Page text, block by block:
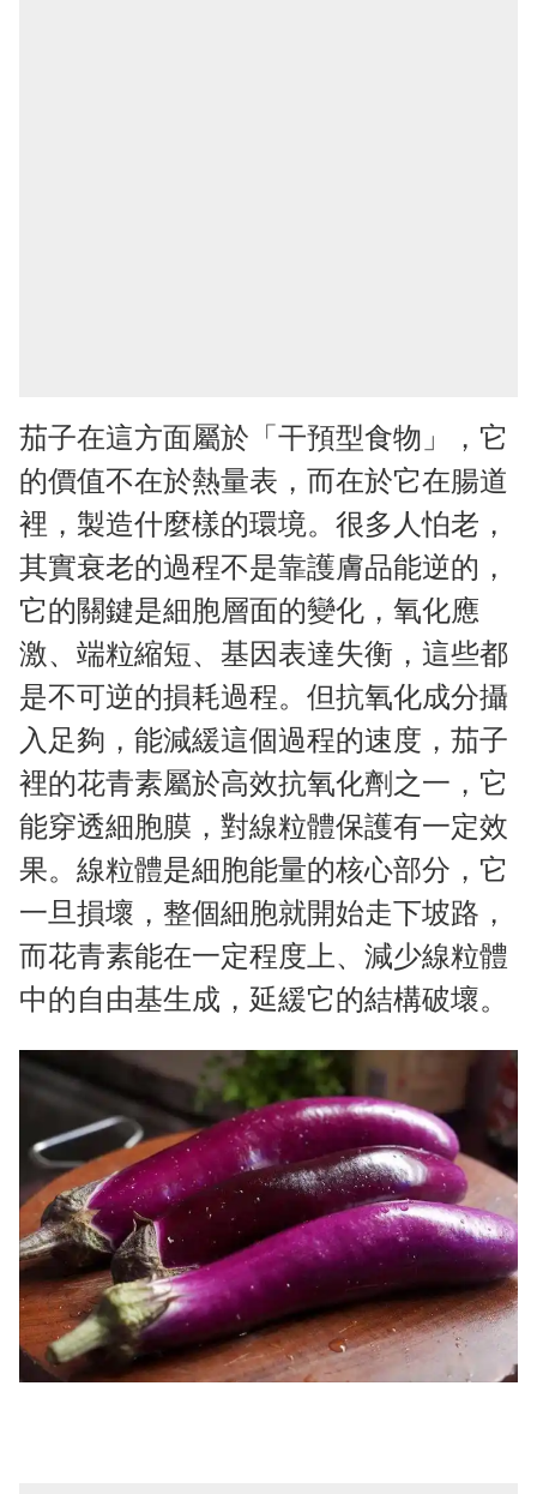
茄子在這方面屬於「干預型食物」，它
的價值不在於熱量表，而在於它在腸道
裡，製造什麼樣的環境。很多人怕老，
其實衰老的過程不是靠護膚品能逆的，
它的關鍵是細胞層面的變化，氧化應
激、端粒縮短、基因表達失衡，這些都
是不可逆的損耗過程。但抗氧化成分攝
入足夠，能減緩這個過程的速度，茄子
裡的花青素屬於高效抗氧化劑之一，它
能穿透細胞膜，對線粒體保護有一定效
果。線粒體是細胞能量的核心部分，它
一旦損壞，整個細胞就開始走下坡路，
而花青素能在一定程度上、減少線粒體
中的自由基生成，延緩它的結構破壞。